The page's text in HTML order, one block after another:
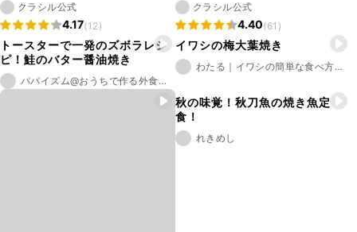
クラシル公式
4.17(12)
クラシル公式
4.40(61)
トースターで一発のズボラレシ
ピ！鮭のバター醤油焼き
パパイズム@おうちで作る外食風レシピ
イワシの梅大葉焼き
わたる｜イワシの簡単な食べ方を発信
秋の味覚！秋刀魚の焼き魚定
食！
れきめし